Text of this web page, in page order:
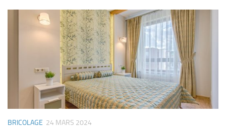
BRICOLAGE 24 MARS 2024